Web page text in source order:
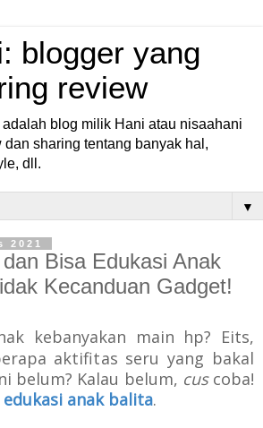
blogger yang
review
blog milik Hani atau nisaahani
sharing tentang banyak hal,
dll.
▼
2021
Bisa Edukasi Anak
Kecanduan Gadget!
kebanyakan main hp? Eits,
aktifitas seru yang bakal
belum? Kalau belum, cus coba!
edukasi anak balita.